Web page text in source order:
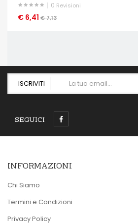
0 Revisioni
€ 6,41 € 7,13
OCCHIATA VELOCE
ISCRIVITI
SEGUICI
INFORMAZIONI
Chi Siamo
Termini e Condizioni
Privacy Policy